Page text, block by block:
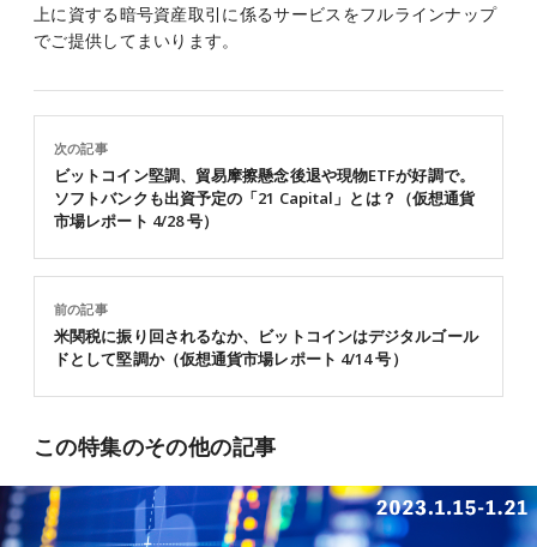
上に資する暗号資産取引に係るサービスをフルラインナップ
でご提供してまいります。
前の記事
米関税に振り回されるなか、ビットコインはデジタルゴール
ドとして堅調か（仮想通貨市場レポート 4/14 号）
次の記事
ビットコイン堅調、貿易摩擦懸念後退や現物ETFが好調で。
ソフトバンクも出資予定の「21 Capital」とは？（仮想通貨
市場レポート 4/28 号）
この特集のその他の記事